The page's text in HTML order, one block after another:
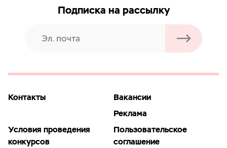
Подписка на рассылку
Контакты
Вакансии
Реклама
Условия проведения
конкурсов
Пользовательское
соглашение